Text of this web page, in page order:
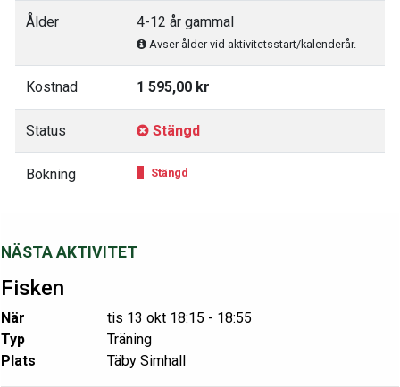
NÄSTA AKTIVITET
Fisken
När
tis 13 okt 18:15 - 18:55
Typ
Träning
Plats
Täby Simhall
Ålder 4-12 år gammal
Avser ålder vid aktivitetsstart/kalenderår.
Kostnad 1 595,00 kr
Status Stängd
Bokning Stängd